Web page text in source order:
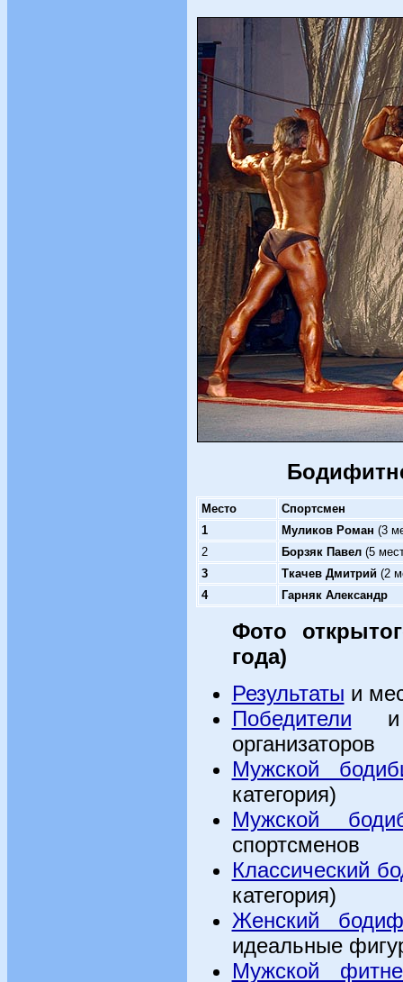
Место
Спортсмен
1
Муликов Роман (3
2
Борзяк Павел(5
3
Ткачев Дмитрий(2
4
Гарняк Александр
Фото
года)
Результаты и
Победители и
организаторов
Мужской
категория)
Мужской
спортсменов
Классический
категория)
Женский
идеальные
Мужской